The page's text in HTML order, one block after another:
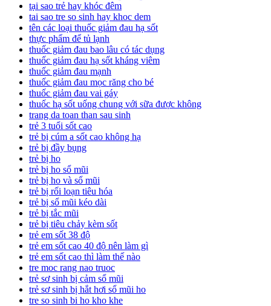
tại sao trẻ hay khóc đêm
tai sao tre so sinh hay khoc dem
tên các loại thuốc giảm đau hạ sốt
thực phẩm để tủ lạnh
thuốc giảm đau bao lâu có tác dụng
thuốc giảm đau hạ sốt kháng viêm
thuốc giảm đau mạnh
thuốc giảm đau mọc răng cho bé
thuốc giảm đau vai gáy
thuốc hạ sốt uống chung với sữa được không
trang da toan than sau sinh
trẻ 3 tuổi sốt cao
trẻ bị cúm a sốt cao không hạ
trẻ bị đầy bụng
trẻ bị ho
trẻ bị ho sổ mũi
trẻ bị ho và sổ mũi
trẻ bị rối loạn tiêu hóa
trẻ bị sổ mũi kéo dài
trẻ bị tắc mũi
trẻ bị tiêu chảy kèm sốt
trẻ em sốt 38 độ
trẻ em sốt cao 40 độ nên làm gì
trẻ em sốt cao thì làm thế nào
tre moc rang nao truoc
trẻ sơ sinh bị cảm sổ mũi
trẻ sơ sinh bị hắt hơi sổ mũi ho
tre so sinh bi ho kho khe